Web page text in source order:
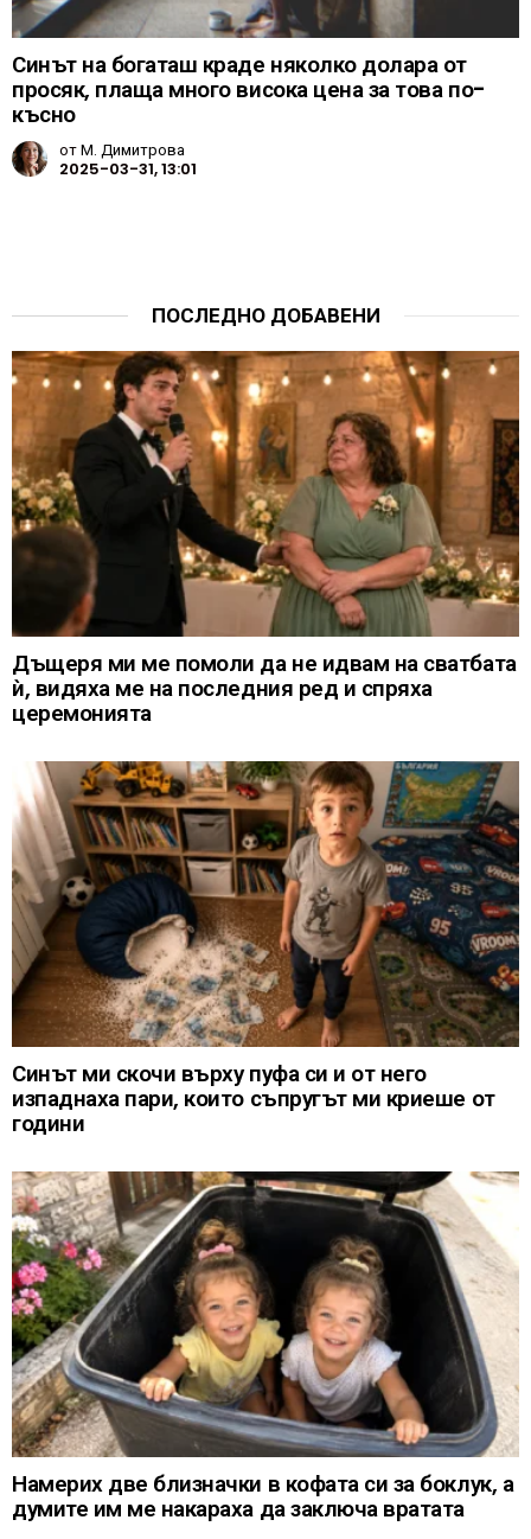
Синът на богаташ краде няколко долара от
просяк, плаща много висока цена за това по-
късно
отМ. Димитрова
2025-03-31, 13:01
ПОСЛЕДНО ДОБАВЕНИ
Дъщеря ми ме помоли да не идвам на сватбата
ѝ, видяха ме на последния ред и спряха
церемонията
Синът ми скочи върху пуфа си и от него
изпаднаха пари, които съпругът ми криеше от
години
Намерих две близначки в кофата си за боклук, а
думите им ме накараха да заключа вратата